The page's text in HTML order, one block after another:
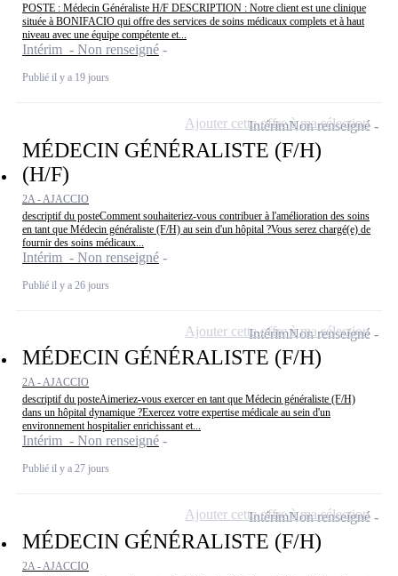
POSTE : Médecin Généraliste H/F DESCRIPTION : Notre client est une clinique
située à BONIFACIO qui offre des services de soins médicaux complets et à haut
niveau avec une équipe compétente et...
Intérim - Non renseigné
Publié il y a 19 jours
MÉDECIN GÉNÉRALISTE (F/H)
(H/F)
2A - AJACCIO
descriptif du posteComment souhaiteriez-vous contribuer à l'amélioration des soins
en tant que Médecin généraliste (F/H) au sein d'un hôpital ?Vous serez chargé(e) de
fournir des soins médicaux...
Intérim - Non renseigné
Publié il y a 26 jours
IntérimNon renseigné
Ajouter cette offre à ma sélection
MÉDECIN GÉNÉRALISTE (F/H)
2A - AJACCIO
descriptif du posteAimeriez-vous exercer en tant que Médecin généraliste (F/H)
dans un hôpital dynamique ?Exercez votre expertise médicale au sein d'un
environnement hospitalier enrichissant et...
Intérim - Non renseigné
Publié il y a 27 jours
IntérimNon renseigné
Ajouter cette offre à ma sélection
MÉDECIN GÉNÉRALISTE (F/H)
2A - AJACCIO
IntérimNon renseigné
Ajouter cette offre à ma sélection